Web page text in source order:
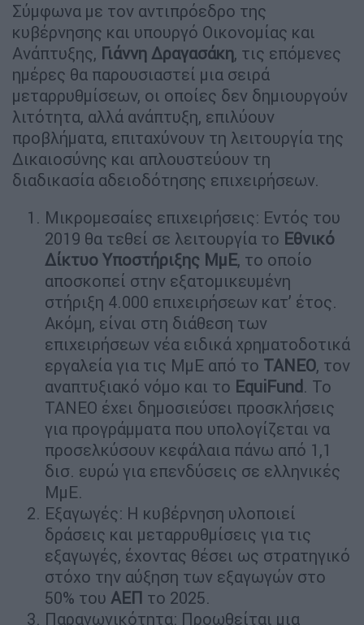
Σύµφωνα µε τον αντιπρόεδρο της
κυβέρνησης και υπουργό Οικονοµίας και
Ανάπτυξης, Γιάννη Δραγασάκη, τις επόµενες
ηµέρες θα παρουσιαστεί µια σειρά
µεταρρυθµίσεων, οι οποίες δεν δηµιουργούν
λιτότητα, αλλά ανάπτυξη, επιλύουν
προβλήµατα, επιταχύνουν τη λειτουργία της
Δικαιοσύνης και απλουστεύουν τη
διαδικασία αδειοδότησης επιχειρήσεων.
Μικροµεσαίες επιχειρήσεις: Εντός του
2019 θα τεθεί σε λειτουργία το Εθνικό
Δίκτυο Υποστήριξης ΜµΕ, το οποίο
αποσκοπεί στην εξατοµικευµένη
στήριξη 4.000 επιχειρήσεων κατ’ έτος.
Ακόµη, είναι στη διάθεση των
επιχειρήσεων νέα ειδικά χρηµατοδοτικά
εργαλεία για τις ΜµΕ από το ΤΑΝΕΟ, τον
αναπτυξιακό νόµο και το EquiFund . Το
ΤΑΝΕΟ έχει δηµοσιεύσει προσκλήσεις
για προγράµµατα που υπολογίζεται να
προσελκύσουν κεφάλαια πάνω από 1,1
δισ. ευρώ για επενδύσεις σε ελληνικές
ΜµΕ.
Εξαγωγές: Η κυβέρνηση υλοποιεί
δράσεις και µεταρρυθµίσεις για τις
εξαγωγές, έχοντας θέσει ως στρατηγικό
στόχο την αύξηση των εξαγωγών στο
50% του ΑΕΠ το 2025.
Παραγωγικότητα: Προωθείται µια